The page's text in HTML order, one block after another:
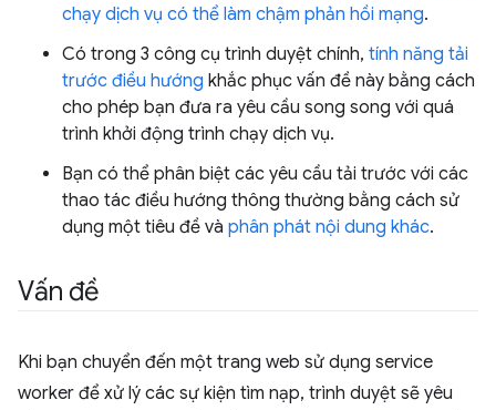
chạy dịch vụ có thể làm chậm phản hồi mạng.
Có trong 3 công cụ trình duyệt chính, tính năng tải
trước điều hướng khắc phục vấn đề này bằng cách
cho phép bạn đưa ra yêu cầu song song với quá
trình khởi động trình chạy dịch vụ.
Bạn có thể phân biệt các yêu cầu tải trước với các
thao tác điều hướng thông thường bằng cách sử
dụng một tiêu đề và phân phát nội dung khác.
Vấn đề
Khi bạn chuyển đến một trang web sử dụng service
worker để xử lý các sự kiện tìm nạp, trình duyệt sẽ yêu